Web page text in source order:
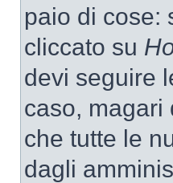
paio di cose:
cliccato su
devi seguire
caso, magari
che tutte le
dagli